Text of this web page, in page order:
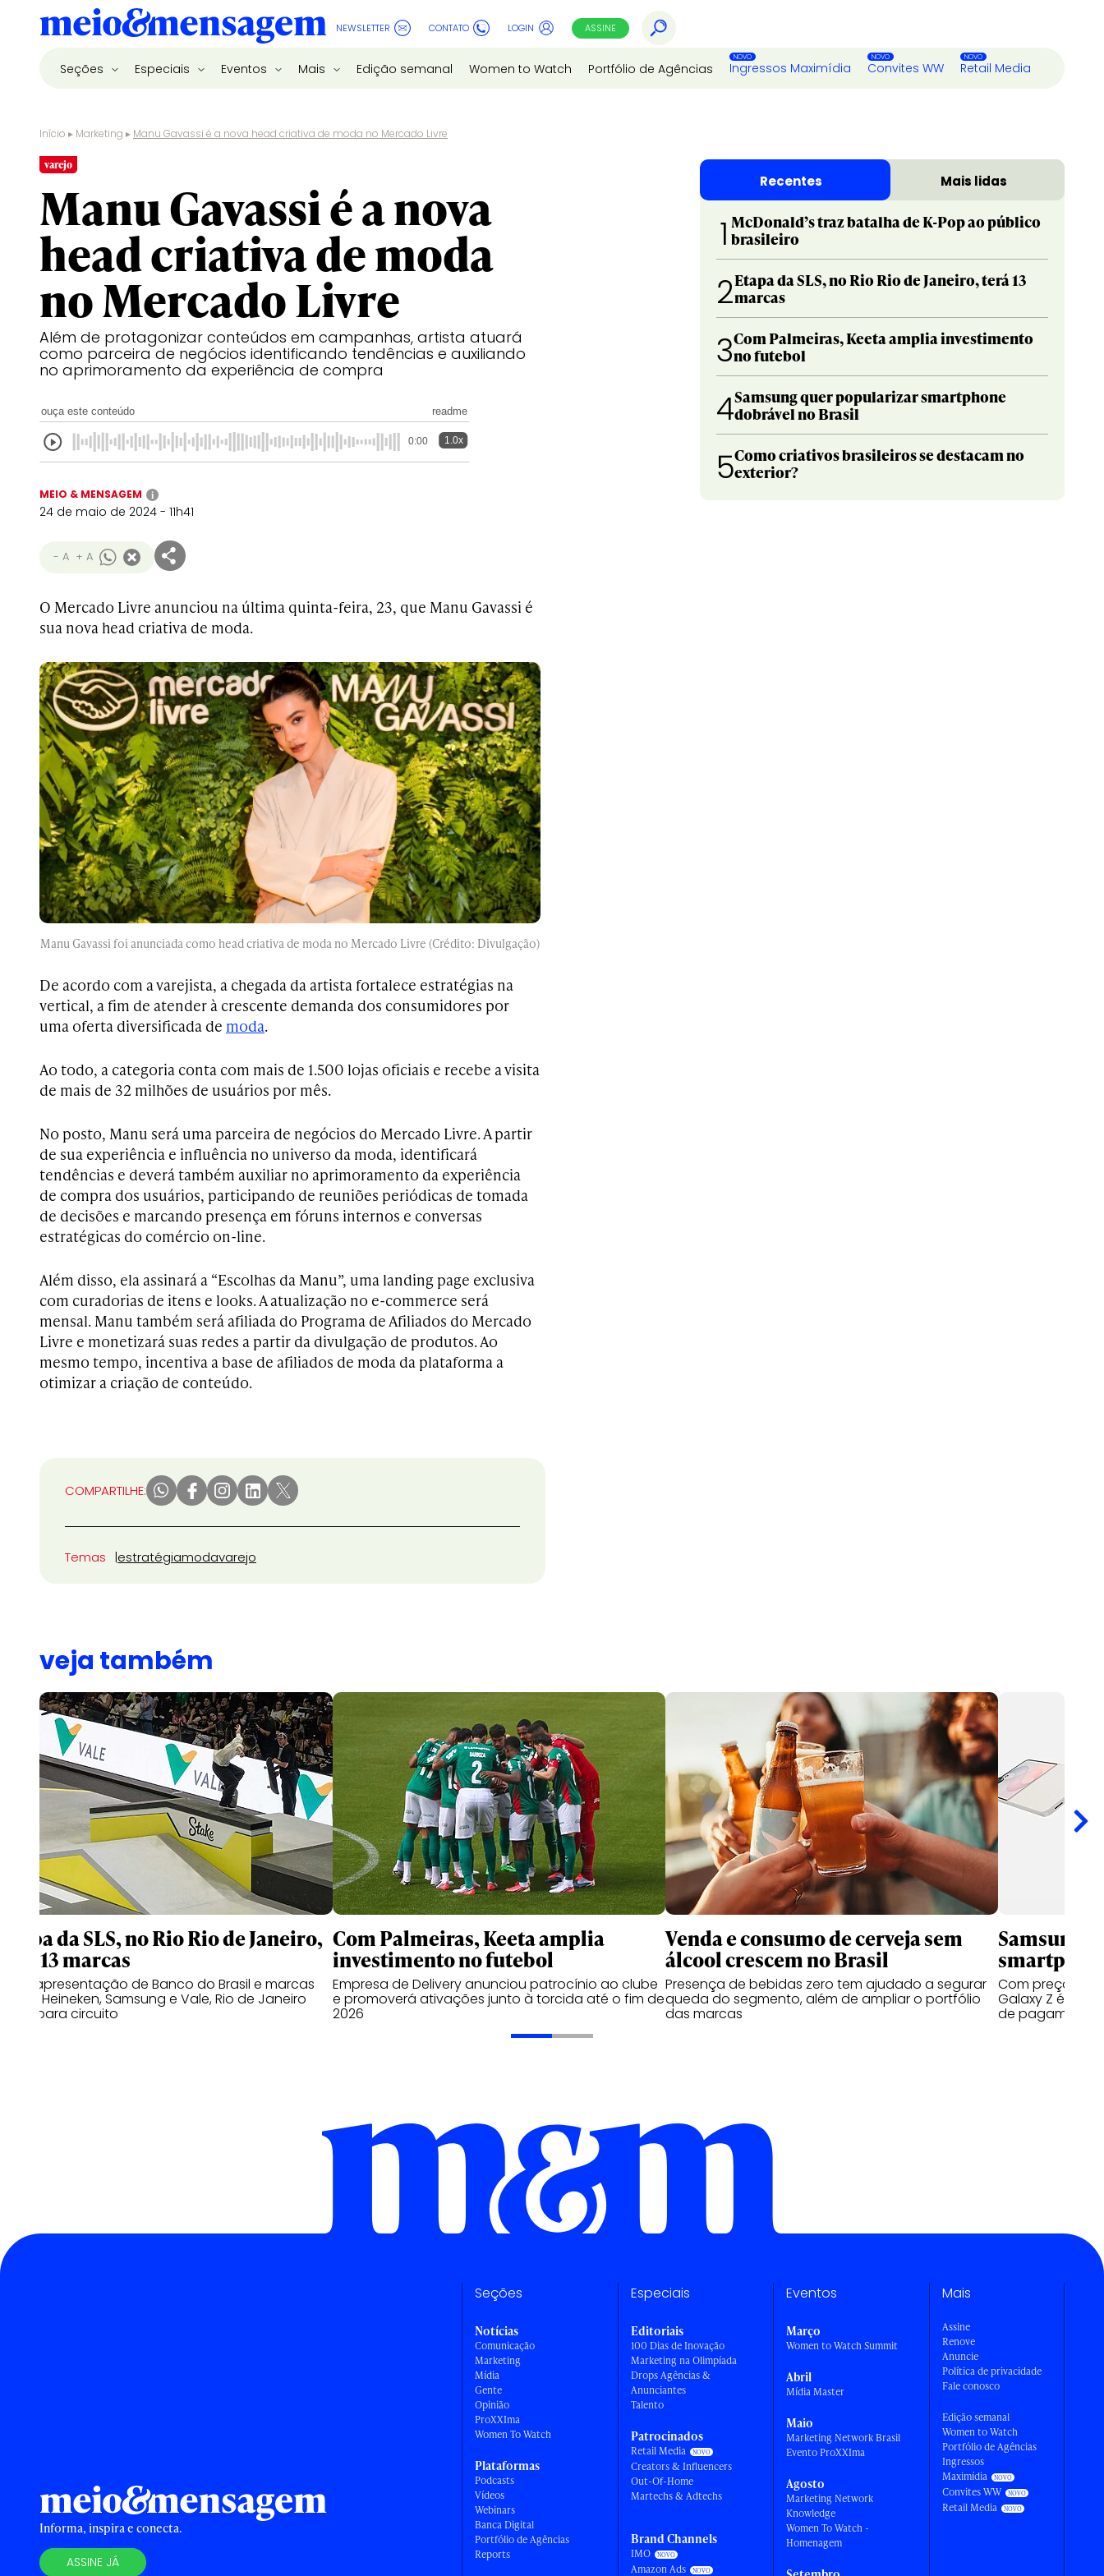
NEWSLETTER CONTATO LOGIN ASSINE
Seções Especiais Eventos Mais Edição semanal Women to Watch Portfólio de Agências Ingressos Maximídia Convites WW Retail Media
Início ▸ Marketing ▸ Manu Gavassi é a nova head criativa de moda no Mercado Livre
varejo
Manu Gavassi é a nova
head criativa de moda
no Mercado Livre
Além de protagonizar conteúdos em campanhas, artista atuará
como parceira de negócios identificando tendências e auxiliando
no aprimoramento da experiência de compra
ouça este conteúdo readme
0:00 1.0x
MEIO & MENSAGEM i
24 de maio de 2024 - 11h41
- A + A
O Mercado Livre anunciou na última quinta-feira, 23, que Manu Gavassi é
sua nova head criativa de moda.
Manu Gavassi foi anunciada como head criativa de moda no Mercado Livre (Crédito: Divulgação)
De acordo com a varejista, a chegada da artista fortalece estratégias na
vertical, a fim de atender à crescente demanda dos consumidores por
uma oferta diversificada de moda.
Ao todo, a categoria conta com mais de 1.500 lojas oficiais e recebe a visita
de mais de 32 milhões de usuários por mês.
No posto, Manu será uma parceira de negócios do Mercado Livre. A partir
de sua experiência e influência no universo da moda, identificará
tendências e deverá também auxiliar no aprimoramento da experiência
de compra dos usuários, participando de reuniões periódicas de tomada
de decisões e marcando presença em fóruns internos e conversas
estratégicas do comércio on-line.
Além disso, ela assinará a “Escolhas da Manu”, uma landing page exclusiva
com curadorias de itens e looks. A atualização no e-commerce será
mensal. Manu também será afiliada do Programa de Afiliados do Mercado
Livre e monetizará suas redes a partir da divulgação de produtos. Ao
mesmo tempo, incentiva a base de afiliados de moda da plataforma a
otimizar a criação de conteúdo.
COMPARTILHE:
Temas estratégiamodavarejo
Recentes Mais lidas
1 McDonald’s traz batalha de K-Pop ao público
brasileiro
2Etapa da SLS, no Rio Rio de Janeiro, terá 13
marcas
3Com Palmeiras, Keeta amplia investimento
no futebol
4Samsung quer popularizar smartphone
dobrável no Brasil
5Como criativos brasileiros se destacam no
exterior?
veja também
Etapa da SLS, no Rio Rio de Janeiro,
terá 13 marcas
Com apresentação de Banco do Brasil e marcas
como Heineken, Samsung e Vale, Rio de Janeiro
volta para circuito
Com Palmeiras, Keeta amplia
investimento no futebol
Empresa de Delivery anunciou patrocínio ao clube
e promoverá ativações junto à torcida até o fim de
2026
Venda e consumo de cerveja sem
álcool crescem no Brasil
Presença de bebidas zero tem ajudado a segurar
queda do segmento, além de ampliar o portfólio
das marcas
Samsung
Com preços a
Galaxy Z é
de pagamento
Informa, inspira e conecta.
ASSINE JÁ
Seções
Notícias
Comunicação
Marketing
Mídia
Gente
Opinião
ProXXIma
Women To Watch
Plataformas
Podcasts
Vídeos
Webinars
Banca Digital
Portfólio de Agências
Reports
Especiais
Editoriais
100 Dias de Inovação
Marketing na Olimpíada
Drops Agências &
Anunciantes
Talento
Patrocinados
Retail Media
Creators & Influencers
Out-Of-Home
Martechs & Adtechs
Brand Channels
IMO
Amazon Ads
Eventos
Março
Women to Watch Summit
Abril
Mídia Master
Maio
Marketing Network Brasil
Evento ProXXIma
Agosto
Marketing Network
Knowledge
Women To Watch -
Homenagem
Mais
Assine
Renove
Anuncie
Política de privacidade
Fale conosco
Edição semanal
Women to Watch
Portfólio de Agências
Ingressos
Maximídia
Convites WW
Retail Media